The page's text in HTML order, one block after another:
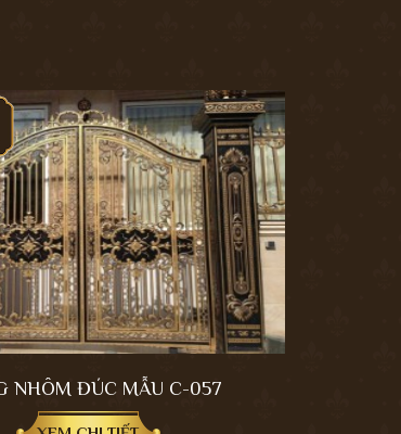
NHÔM ĐÚC MẪU C-057